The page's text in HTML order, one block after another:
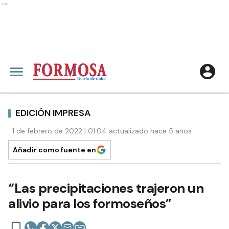
Ads
EDICIÓN IMPRESA
1 de febrero de 2022 | 01:04 actualizado hace 5 años
Añadir como fuente en
“Las precipitaciones trajeron un
alivio para los formoseños”